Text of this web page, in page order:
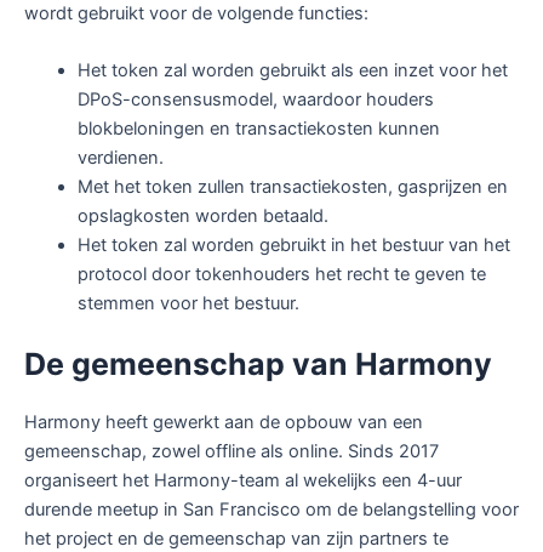
wordt gebruikt voor de volgende functies:
Het token zal worden gebruikt als een inzet voor het
DPoS-consensusmodel, waardoor houders
blokbeloningen en transactiekosten kunnen
verdienen.
Met het token zullen transactiekosten, gasprijzen en
opslagkosten worden betaald.
Het token zal worden gebruikt in het bestuur van het
protocol door tokenhouders het recht te geven te
stemmen voor het bestuur.
De gemeenschap van Harmony
Harmony heeft gewerkt aan de opbouw van een
gemeenschap, zowel offline als online. Sinds 2017
organiseert het Harmony-team al wekelijks een 4-uur
durende meetup in San Francisco om de belangstelling voor
het project en de gemeenschap van zijn partners te